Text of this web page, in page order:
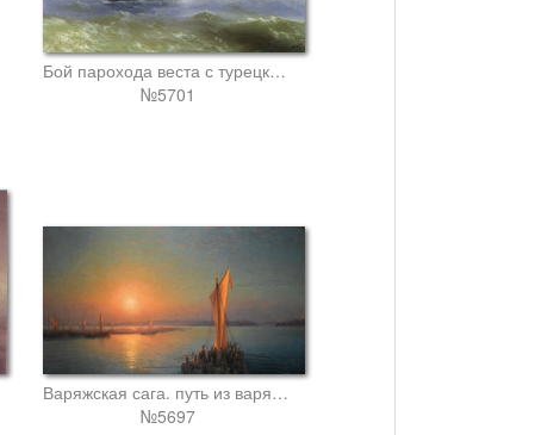
Бой парохода веста с турецким броненосцем фехти-буленд в чёрном море 11 июля 1877 года
№5701
Варяжская сага. путь из варяг в греки
№5697